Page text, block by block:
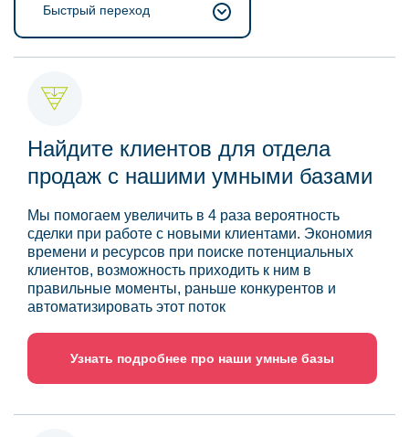
Быстрый переход
Найдите клиентов для отдела
продаж с нашими умными базами
Мы помогаем увеличить в 4 раза вероятность
сделки при работе с новыми клиентами. Экономия
времени и ресурсов при поиске потенциальных
клиентов, возможность приходить к ним в
правильные моменты, раньше конкурентов и
автоматизировать этот поток
Узнать подробнее про наши умные базы